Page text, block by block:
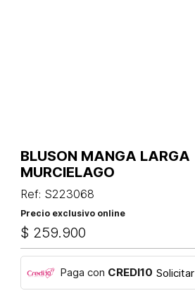
BLUSON MANGA LARGA
MURCIELAGO
Ref: S223068
Precio exclusivo online
$ 259.900
Paga con CREDI10 Solicitar